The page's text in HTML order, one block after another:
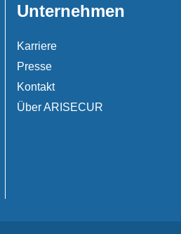
Unternehmen
Karriere
Presse
Kontakt
Über ARISECUR